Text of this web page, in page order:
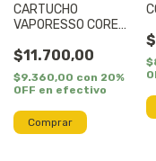
CARTUCHO
VAPORESSO COREX
$11.700,00
$9.360,00 con 20%
OFF en efectivo
Comprar